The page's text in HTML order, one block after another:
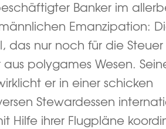
Banker im
Emanzipation:
das nur noch für die
polygames Wesen.
er in einer schicken
Stewardessen
Hilfe ihrer Flugpläne